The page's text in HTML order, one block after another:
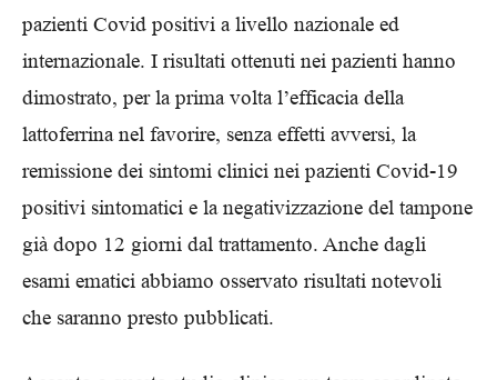
pazienti Covid positivi a livello nazionale ed
internazionale. I risultati ottenuti nei pazienti hanno
dimostrato, per la prima volta l’efficacia della
lattoferrina nel favorire, senza effetti avversi, la
remissione dei sintomi clinici nei pazienti Covid-19
positivi sintomatici e la negativizzazione del tampone
già dopo 12 giorni dal trattamento. Anche dagli
esami ematici abbiamo osservato risultati notevoli
che saranno presto pubblicati.